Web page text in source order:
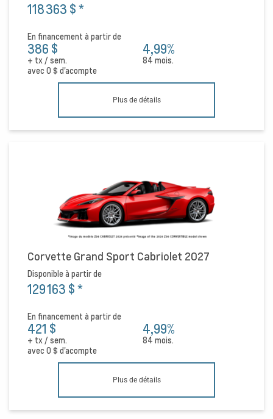
118 363 $*
En financement à partir de
386 $
+ tx / sem.
4,99%
84 mois.
avec0 $ d'acompte
Plus de détails
Corvette Grand Sport Cabriolet 2027
Disponible à partir de
129 163 $*
En financement à partir de
421 $
+ tx / sem.
4,99%
84 mois.
avec0 $ d'acompte
Plus de détails